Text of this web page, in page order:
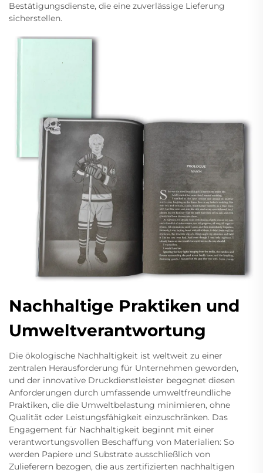
Bestätigungsdienste, die eine zuverlässige Lieferung
sicherstellen.
Nachhaltige Praktiken und
Umweltverantwortung
Die ökologische Nachhaltigkeit ist weltweit zu einer
zentralen Herausforderung für Unternehmen geworden,
und der innovative Druckdienstleister begegnet diesen
Anforderungen durch umfassende umweltfreundliche
Praktiken, die die Umweltbelastung minimieren, ohne
Qualität oder Leistungsfähigkeit einzuschränken. Das
Engagement für Nachhaltigkeit beginnt mit einer
verantwortungsvollen Beschaffung von Materialien: So
werden Papiere und Substrate ausschließlich von
Zulieferern bezogen, die aus zertifizierten nachhaltigen